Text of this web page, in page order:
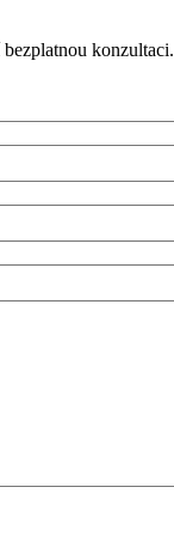
konzultaci.